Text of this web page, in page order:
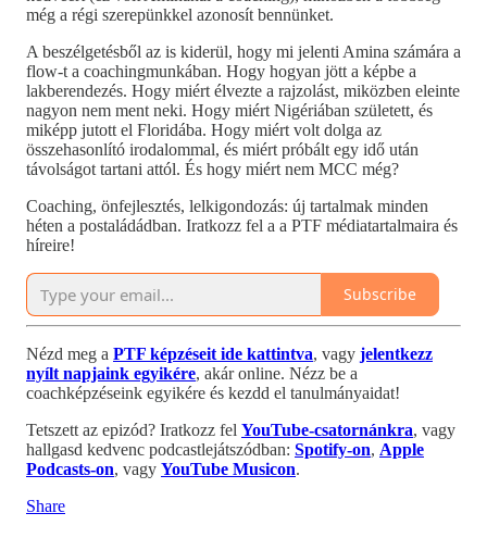
még a régi szerepünkkel azonosít bennünket.
A beszélgetésből az is kiderül, hogy mi jelenti Amina számára a
flow-t a coachingmunkában. Hogy hogyan jött a képbe a
lakberendezés. Hogy miért élvezte a rajzolást, miközben eleinte
nagyon nem ment neki. Hogy miért Nigériában született, és
miképp jutott el Floridába. Hogy miért volt dolga az
összehasonlító irodalommal, és miért próbált egy idő után
távolságot tartani attól. És hogy miért nem MCC még?
Coaching, önfejlesztés, lelkigondozás: új tartalmak minden
héten a postaládádban. Iratkozz fel a a PTF médiatartalmaira és
híreire!
Subscribe
Nézd meg a PTF képzéseit ide kattintva, vagy jelentkezz
nyílt napjaink egyikére, akár online. Nézz be a
coachképzéseink egyikére és kezdd el tanulmányaidat!
Tetszett az epizód? Iratkozz fel YouTube-csatornánkra, vagy
hallgasd kedvenc podcastlejátszódban: Spotify-on, Apple
Podcasts-on, vagy YouTube Musicon.
Share